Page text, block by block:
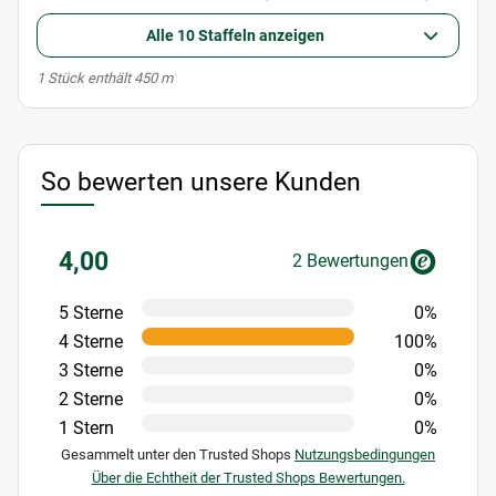
Alle 10 Staffeln anzeigen
x1 Stück enthält 450 m
So bewerten unsere Kunden
4,00 2 Bewertungen
5 Sterne
0%
4 Sterne
100%
3 Sterne
0%
2 Sterne
0%
1 Stern
0%
Gesammelt unter den Trusted Shops Nutzungsbedingungen
Über die Echtheit der Trusted Shops Bewertungen.